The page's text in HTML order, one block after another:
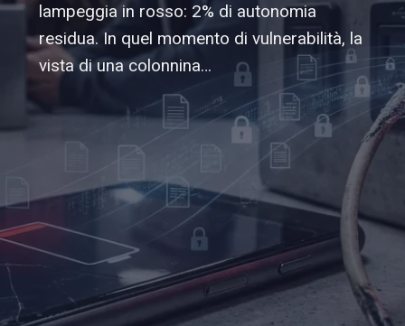
lampeggia in rosso: 2% di autonomia
residua. In quel momento di vulnerabilità, la
vista di una colonnina…